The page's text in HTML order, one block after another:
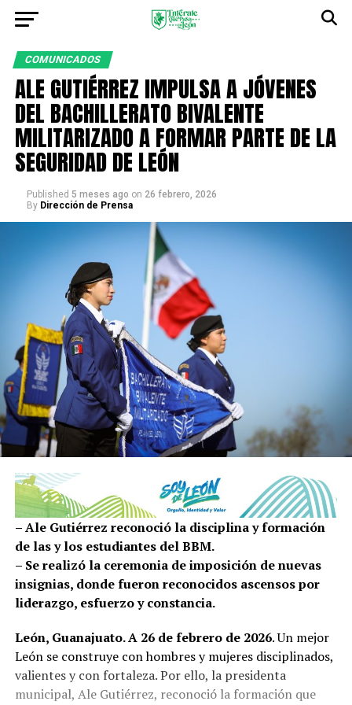
COMUNICADOS
ALE GUTIÉRREZ IMPULSA A JÓVENES
DEL BACHILLERATO BIVALENTE
MILITARIZADO A FORMAR PARTE DE LA
SEGURIDAD DE LEÓN
Published 5 meses ago on 26 febrero, 2026
By Dirección de Prensa
– Ale Gutiérrez reconoció la disciplina y formación
de las y los estudiantes del BBM.
– Se realizó la ceremonia de imposición de nuevas
insignias, donde fueron reconocidos ascensos por
liderazgo, esfuerzo y constancia.
León, Guanajuato. A 26 de febrero de 2026. Un mejor
León se construye con hombres y mujeres disciplinados,
valientes y con fortaleza. Por ello, la presidenta
municipal, Ale Gutiérrez, reconoció la formación que